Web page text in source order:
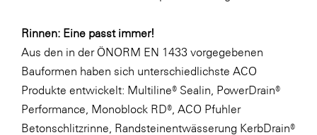
Rinnen: Eine passt immer!
Aus den in der ÖNORM EN 1433 vorgegebenen
Bauformen haben sich unterschiedlichste ACO
Produkte entwickelt: Multiline® Sealin, PowerDrain®
Performance, Monoblock RD®, ACO Pfuhler
Betonschlitzrinne, Randsteinentwässerung KerbDrain®